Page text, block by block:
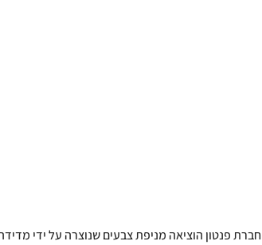
חברת פנטון הוציאה מניפת צבעים שנוצרה על ידי